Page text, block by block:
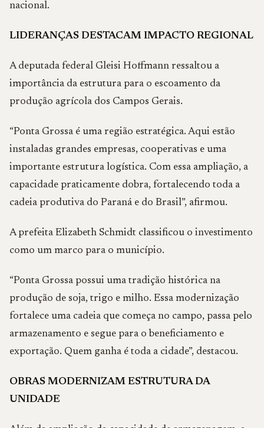
nacional.
LIDERANÇAS DESTACAM IMPACTO REGIONAL
A deputada federal Gleisi Hoffmann ressaltou a
importância da estrutura para o escoamento da
produção agrícola dos Campos Gerais.
“Ponta Grossa é uma região estratégica. Aqui estão
instaladas grandes empresas, cooperativas e uma
importante estrutura logística. Com essa ampliação, a
capacidade praticamente dobra, fortalecendo toda a
cadeia produtiva do Paraná e do Brasil”, afirmou.
A prefeita Elizabeth Schmidt classificou o investimento
como um marco para o município.
“Ponta Grossa possui uma tradição histórica na
produção de soja, trigo e milho. Essa modernização
fortalece uma cadeia que começa no campo, passa pelo
armazenamento e segue para o beneficiamento e
exportação. Quem ganha é toda a cidade”, destacou.
OBRAS MODERNIZAM ESTRUTURA DA
UNIDADE